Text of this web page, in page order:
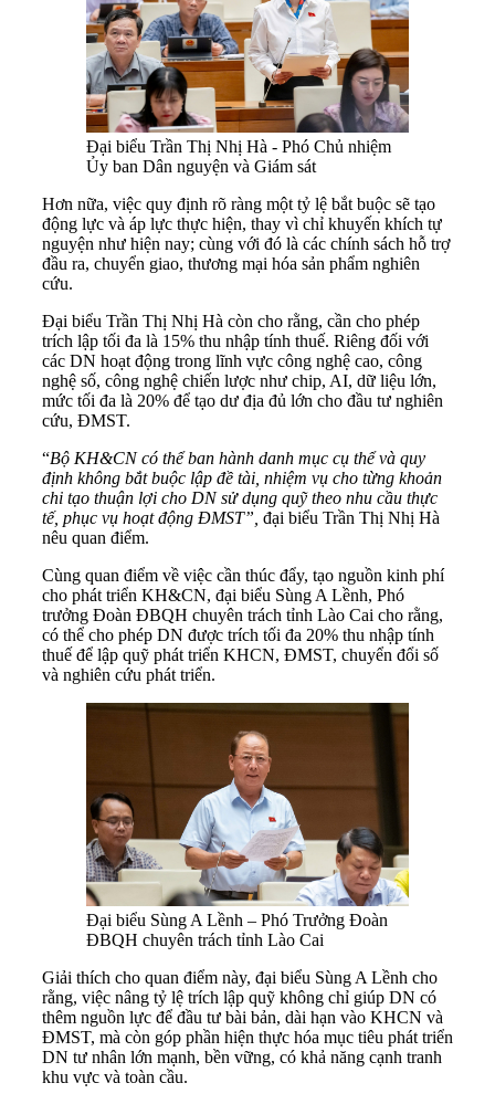
Đại biểu Trần Thị Nhị Hà - Phó Chủ nhiệm
Ủy ban Dân nguyện và Giám sát
Hơn nữa, việc quy định rõ ràng một tỷ lệ bắt buộc sẽ tạo
động lực và áp lực thực hiện, thay vì chỉ khuyến khích tự
nguyện như hiện nay; cùng với đó là các chính sách hỗ trợ
đầu ra, chuyển giao, thương mại hóa sản phẩm nghiên
cứu.
Đại biểu Trần Thị Nhị Hà còn cho rằng, cần cho phép
trích lập tối đa là 15% thu nhập tính thuế. Riêng đối với
các DN hoạt động trong lĩnh vực công nghệ cao, công
nghệ số, công nghệ chiến lược như chip, AI, dữ liệu lớn,
mức tối đa là 20% để tạo dư địa đủ lớn cho đầu tư nghiên
cứu, ĐMST.
“Bộ KH&CN có thể ban hành danh mục cụ thể và quy
định không bắt buộc lập đề tài, nhiệm vụ cho từng khoản
chi tạo thuận lợi cho DN sử dụng quỹ theo nhu cầu thực
tế, phục vụ hoạt động ĐMST”, đại biểu Trần Thị Nhị Hà
nêu quan điểm.
Cùng quan điểm về việc cần thúc đẩy, tạo nguồn kinh phí
cho phát triển KH&CN, đại biểu Sùng A Lềnh, Phó
trưởng Đoàn ĐBQH chuyên trách tỉnh Lào Cai cho rằng,
có thể cho phép DN được trích tối đa 20% thu nhập tính
thuế để lập quỹ phát triển KHCN, ĐMST, chuyển đổi số
và nghiên cứu phát triển.
Đại biểu Sùng A Lềnh – Phó Trưởng Đoàn
ĐBQH chuyên trách tỉnh Lào Cai
Giải thích cho quan điểm này, đại biểu Sùng A Lềnh cho
rằng, việc nâng tỷ lệ trích lập quỹ không chỉ giúp DN có
thêm nguồn lực để đầu tư bài bản, dài hạn vào KHCN và
ĐMST, mà còn góp phần hiện thực hóa mục tiêu phát triển
DN tư nhân lớn mạnh, bền vững, có khả năng cạnh tranh
khu vực và toàn cầu.